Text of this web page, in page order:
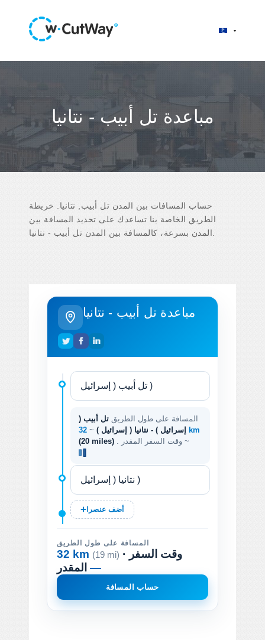
مباعدة تل أبيب - نتانيا
حساب المسافات بين المدن تل أبيب, نتانيا. خريطة
الطريق الخاصة بنا تساعدك على تحديد المسافة بين
مباعدة تل أبيب - نتانيا
المسافة على طول الطريق تل أبيب (
إسرائيل ) - نتانيا ( إسرائيل ) ~
32 km
(20 miles)
. وقت السفر المقدر ~
أضف عنصرا
المسافة على طول الطريق
32 km (19 mi) · وقت السفر
—
حساب المسافة